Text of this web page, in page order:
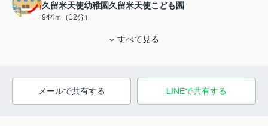
久留米天使幼稚園久留米天使こども園
944ｍ（12分）
すべて見る
メールで共有する LINEで共有する